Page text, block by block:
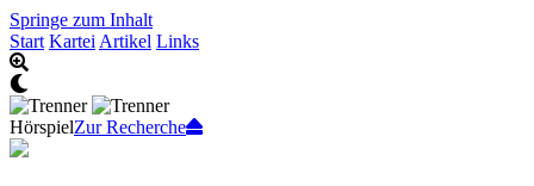
Springe zum Inhalt
Start Kartei Artikel Links
HörspielZur Recherche